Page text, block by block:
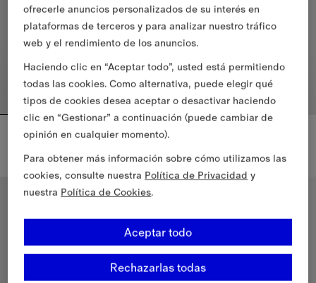
2.190,00 €
Chaqueta Mayfair cropped estilo trench coat en lana, 2.190,00 €
455,00 €
Camiseta en algodón con
Novedades
ofrecerle anuncios personalizados de su interés en
plataformas de terceros y para analizar nuestro tráfico
web y el rendimiento de los anuncios.
Haciendo clic en “Aceptar todo”, usted está permitiendo
todas las cookies. Como alternativa, puede elegir qué
tipos de cookies desea aceptar o desactivar haciendo
clic en “Gestionar” a continuación (puede cambiar de
opinión en cualquier momento).
Para obtener más información sobre cómo utilizamos las
cookies, consulte nuestra Política de Privacidad y
nuestra Política de Cookies.
Rechazarlas todas
Aceptar todo